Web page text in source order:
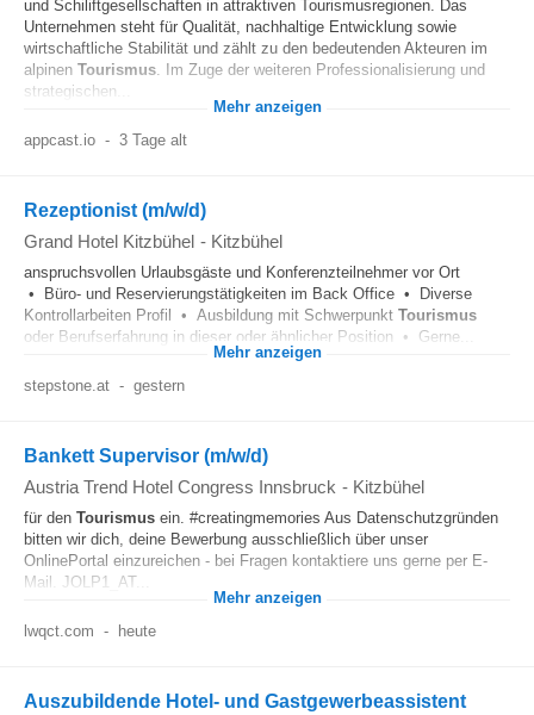
und Schiliftgesellschaften in attraktiven Tourismusregionen. Das
Unternehmen steht für Qualität, nachhaltige Entwicklung sowie
wirtschaftliche Stabilität und zählt zu den bedeutenden Akteuren im
alpinen Tourismus. Im Zuge der weiteren Professionalisierung und
strategischen...
Mehr anzeigen
appcast.io - 3 Tage alt
Rezeptionist (m/w/d)
Grand Hotel Kitzbühel - Kitzbühel
anspruchsvollen Urlaubsgäste und Konferenzteilnehmer vor Ort
• Büro- und Reservierungstätigkeiten im Back Office • Diverse
Kontrollarbeiten Profil • Ausbildung mit Schwerpunkt Tourismus
oder Berufserfahrung in dieser oder ähnlicher Position • Gerne...
Mehr anzeigen
stepstone.at - gestern
Bankett Supervisor (m/w/d)
Austria Trend Hotel Congress Innsbruck - Kitzbühel
für den Tourismus ein. #creatingmemories Aus Datenschutzgründen
bitten wir dich, deine Bewerbung ausschließlich über unser
OnlinePortal einzureichen - bei Fragen kontaktiere uns gerne per E-
Mail. JOLP1_AT...
Mehr anzeigen
lwqct.com - heute
Auszubildende Hotel- und Gastgewerbeassistent